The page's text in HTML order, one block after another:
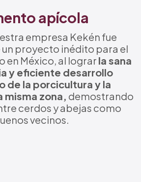
apícola
empresa Kekén fue
proyecto inédito para el
en México, al lograr la sana
y eficiente desarrollo
de la porcicultura y la
misma zona, demostrando
cerdos y abejas como
vecinos.